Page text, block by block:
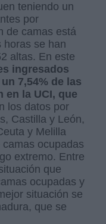
teniendo un
por
de camas está
horas se han
altas. En este
ingresados
7,54% de las
en la UCI, que
los datos por
Castilla y León,
y Melilla
ocupadas
extremo. Entre
que
ocupadas y
situación se
que se